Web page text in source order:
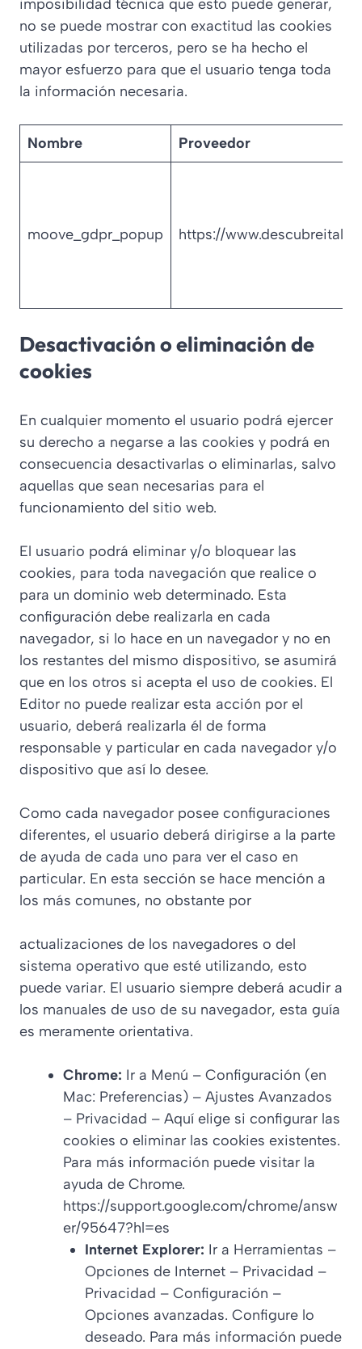
imposibilidad técnica que esto puede generar,
no se puede mostrar con exactitud las cookies
utilizadas por terceros, pero se ha hecho el
mayor esfuerzo para que el usuario tenga toda
la información necesaria.
Nombre Proveedor
moove_gdpr_popup https://
Desactivación o eliminación de
cookies
En cualquier momento el usuario podrá ejercer
su derecho a negarse a las cookies y podrá en
consecuencia desactivarlas o eliminarlas, salvo
aquellas que sean necesarias para el
funcionamiento del sitio web.
El usuario podrá eliminar y/o bloquear las
cookies, para toda navegación que realice o
para un dominio web determinado. Esta
configuración debe realizarla en cada
navegador, si lo hace en un navegador y no en
los restantes del mismo dispositivo, se asumirá
que en los otros si acepta el uso de cookies. El
Editor no puede realizar esta acción por el
usuario, deberá realizarla él de forma
responsable y particular en cada navegador y/o
dispositivo que así lo desee.
Como cada navegador posee configuraciones
diferentes, el usuario deberá dirigirse a la parte
de ayuda de cada uno para ver el caso en
particular. En esta sección se hace mención a
los más comunes, no obstante por
actualizaciones de los navegadores o del
sistema operativo que esté utilizando, esto
puede variar. El usuario siempre deberá acudir a
los manuales de uso de su navegador, esta guía
es meramente orientativa.
Chrome: Ir a Menú – Configuración (en
Mac: Preferencias) – Ajustes Avanzados
– Privacidad – Aquí elige si configurar las
cookies o eliminar las cookies existentes.
Para más información puede visitar la
ayuda de Chrome.
https://support.google.com/chrome/answ
er/95647?hl=es
Internet Explorer: Ir a Herramientas –
Opciones de Internet – Privacidad –
Privacidad – Configuración –
Opciones avanzadas. Configure lo
deseado. Para más información puede